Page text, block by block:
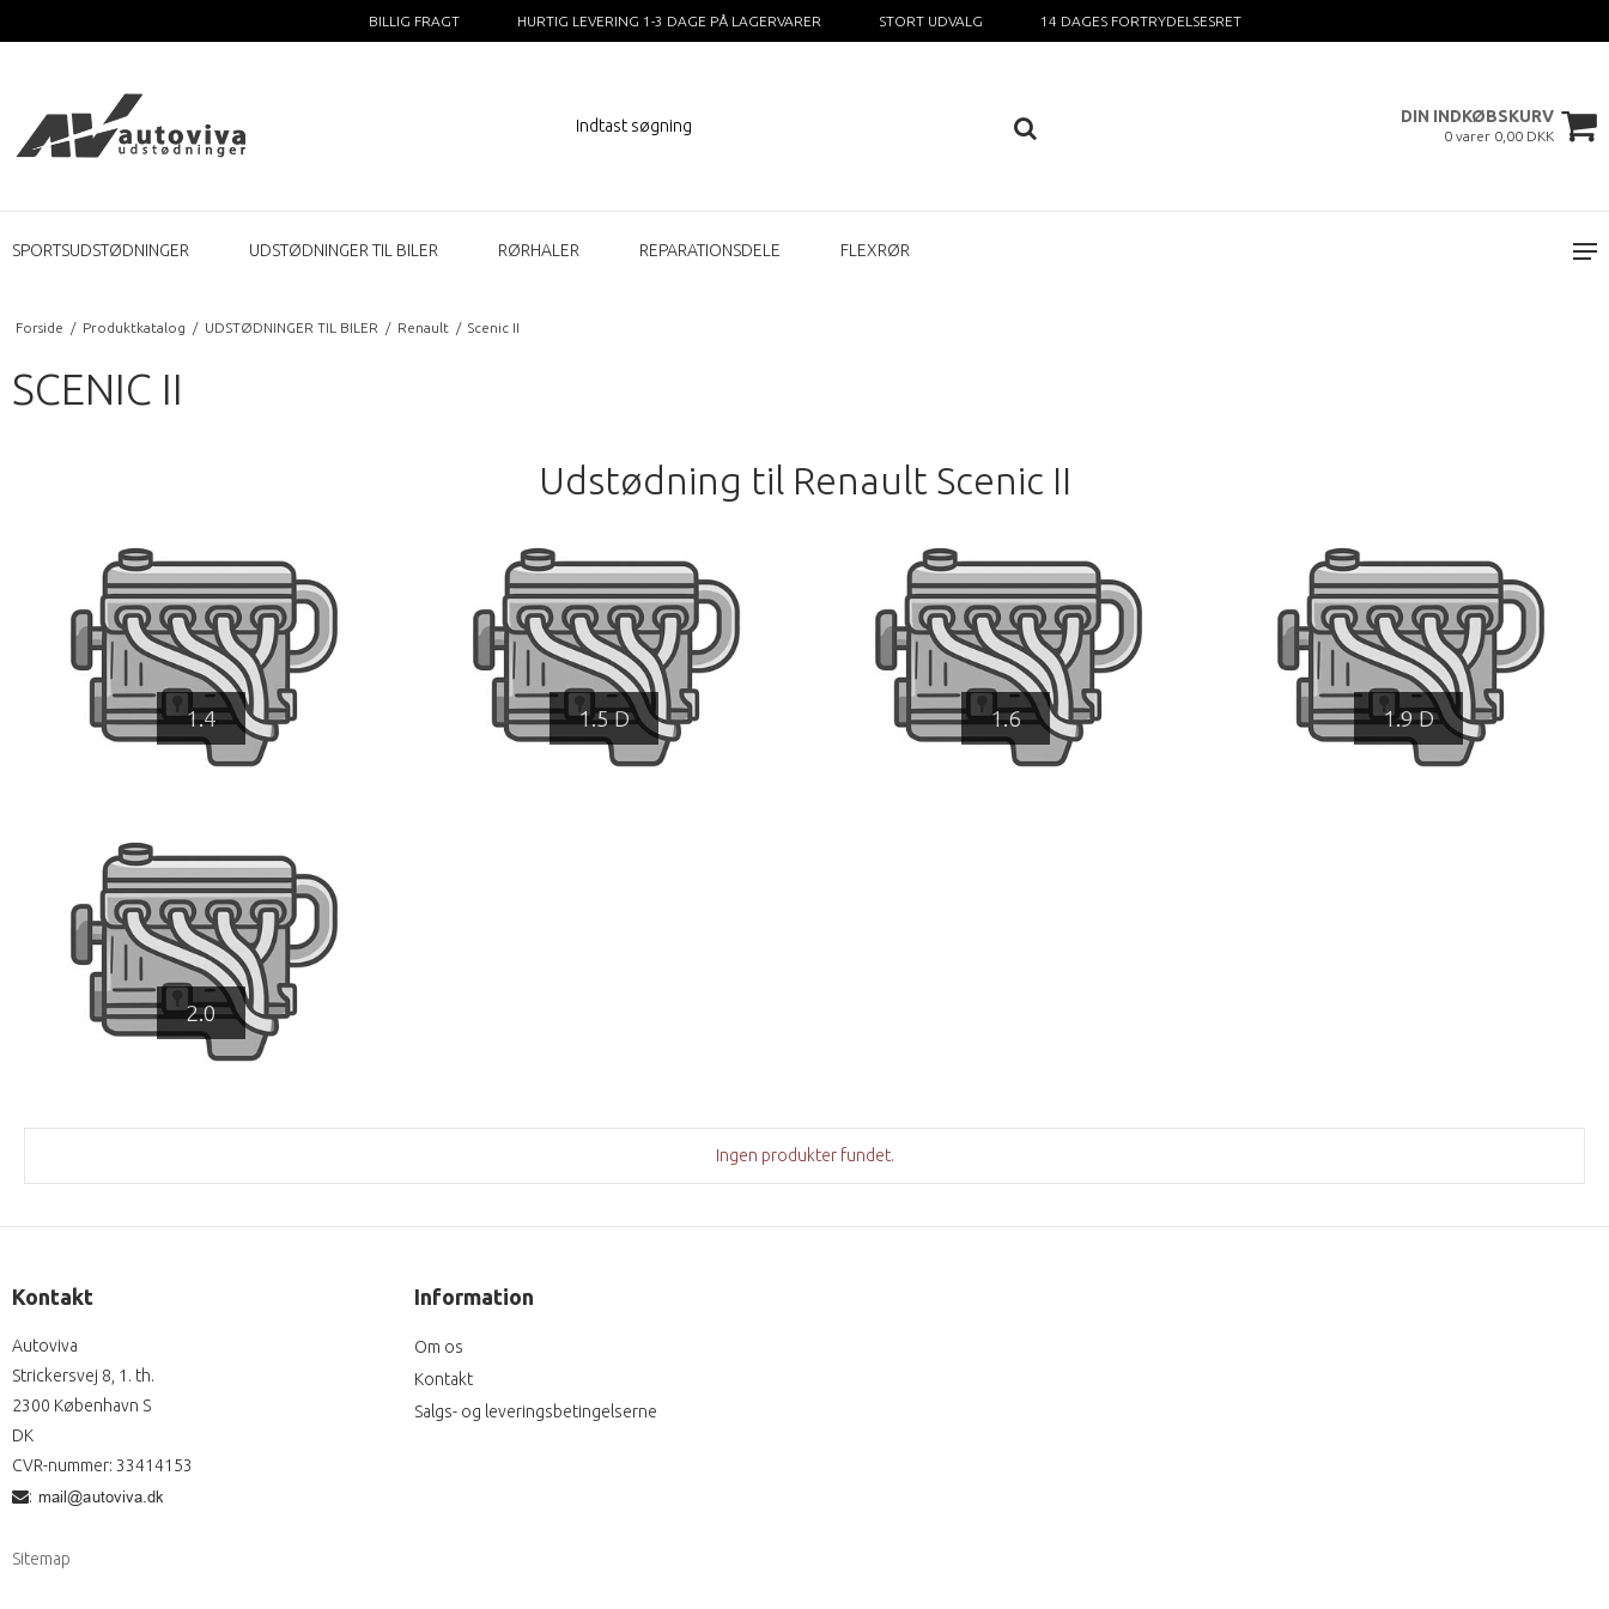
BILLIG FRAGT HURTIG LEVERING 1-3 DAGE PÅ LAGERVARER STORT UDVALG 14 DAGES FORTRYDELSESRET
DIN INDKØBSKURV
0 varer 0,00 DKK
SPORTSUDSTØDNINGER UDSTØDNINGER TIL BILER RØRHALER REPARATIONSDELE FLEXRØR
Forside / Produktkatalog / UDSTØDNINGER TIL BILER / Renault / Scenic II
SCENIC II
Udstødning til Renault Scenic II
1.4 1.5 D 1.6 1.9 D
2.0
Ingen produkter fundet.
Kontakt
Autoviva
Strickersvej 8, 1. th.
2300 København S
DK
CVR-nummer: 33414153
:
Sitemap
Information
Om os
Kontakt
Salgs- og leveringsbetingelserne